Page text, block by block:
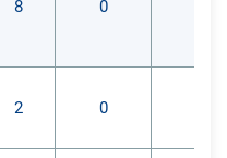
8 0
2 0